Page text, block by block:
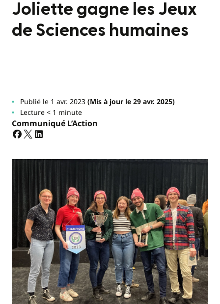
Joliette gagne les Jeux
de Sciences humaines
Publié le 1 avr. 2023(Mis à jour le 29 avr. 2025)
Lecture < 1 minute
Communiqué L’Action